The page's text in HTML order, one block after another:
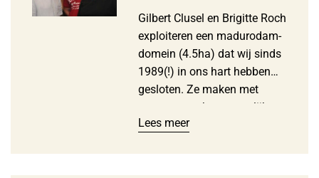
Gilbert Clusel en Brigitte Roch
exploiteren een madurodam-
domein (4.5ha) dat wij sinds
1989(!) in ons hart hebben
gesloten. Ze maken met
respect voor het natuurlijk
evenwicht in de wijngaard en
Lees meer